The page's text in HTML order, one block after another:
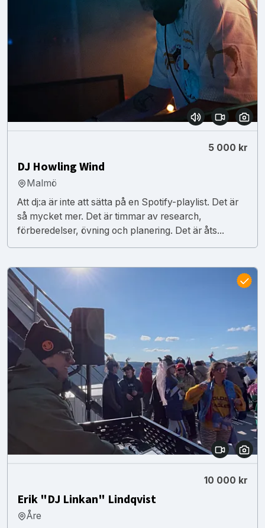
5 000 kr
DJ Howling Wind
Malmö
Att dj:a är inte att sätta på en Spotify-playlist. Det är
så mycket mer. Det är timmar av research,
förberedelser, övning och planering. Det är åts...
10 000 kr
Erik "DJ Linkan" Lindqvist
Åre